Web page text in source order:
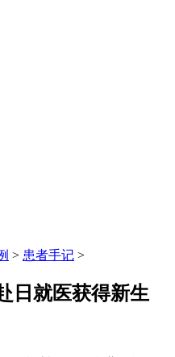
> 患者手记 >
日就医获得新生